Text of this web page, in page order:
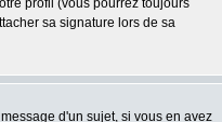
profil (vous pourrez toujours
sa signature lors de sa
d'un sujet, si vous en avez